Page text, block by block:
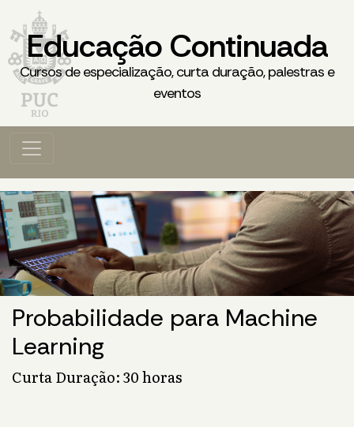
Educação Continuada
Cursos de especialização, curta duração, palestras e
eventos
Probabilidade para Machine
Learning
Curta Duração: 30 horas